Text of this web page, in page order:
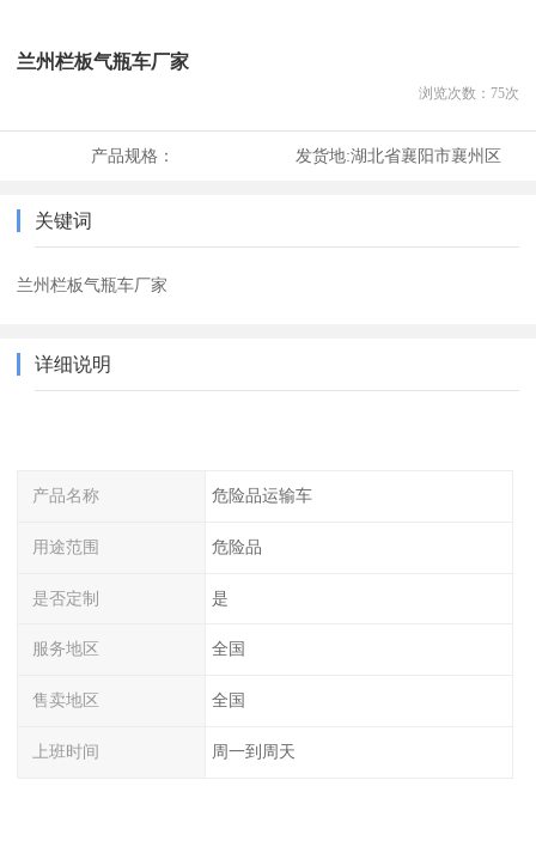
兰州栏板气瓶车厂家
浏览次数： 75次
产品规格： 发货地:湖北省襄阳市襄州区
关键词
兰州栏板气瓶车厂家
详细说明
产品名称 危险品运输车
用途范围 危险品
是否定制 是
服务地区 全国
售卖地区 全国
上班时间 周一到周天